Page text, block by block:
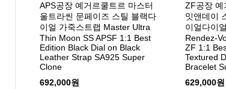
APS공장 예거르쿨트르 마스터
울트라씬 문페이즈 스틸 블랙다
이얼 가죽스트랩 Master Ultra
Thin Moon SS APSF 1:1 Best
Edition Black Dial on Black
Leather Strap SA925 Super
Clone
692,000원
ZF공장 예
잇앤데이
이얼다이
Rendez-
ZF 1:1
Textured
Bracelet
629,000원